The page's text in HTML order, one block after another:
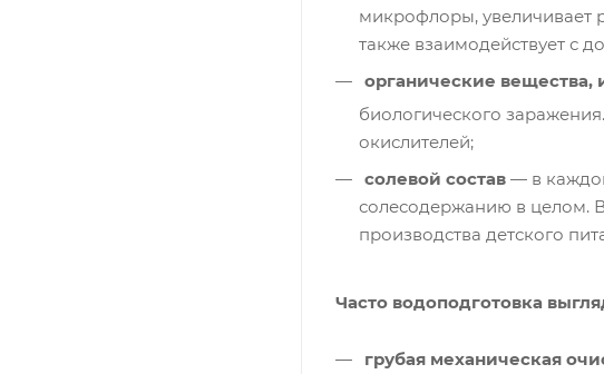
микрофлоры, увеличивает
также взаимодействует с
органические вещества,
биологического
окислителей;
солевой состав — в
солесодержанию в целом.
производства детского
Часто водоподготовка
грубая механическая